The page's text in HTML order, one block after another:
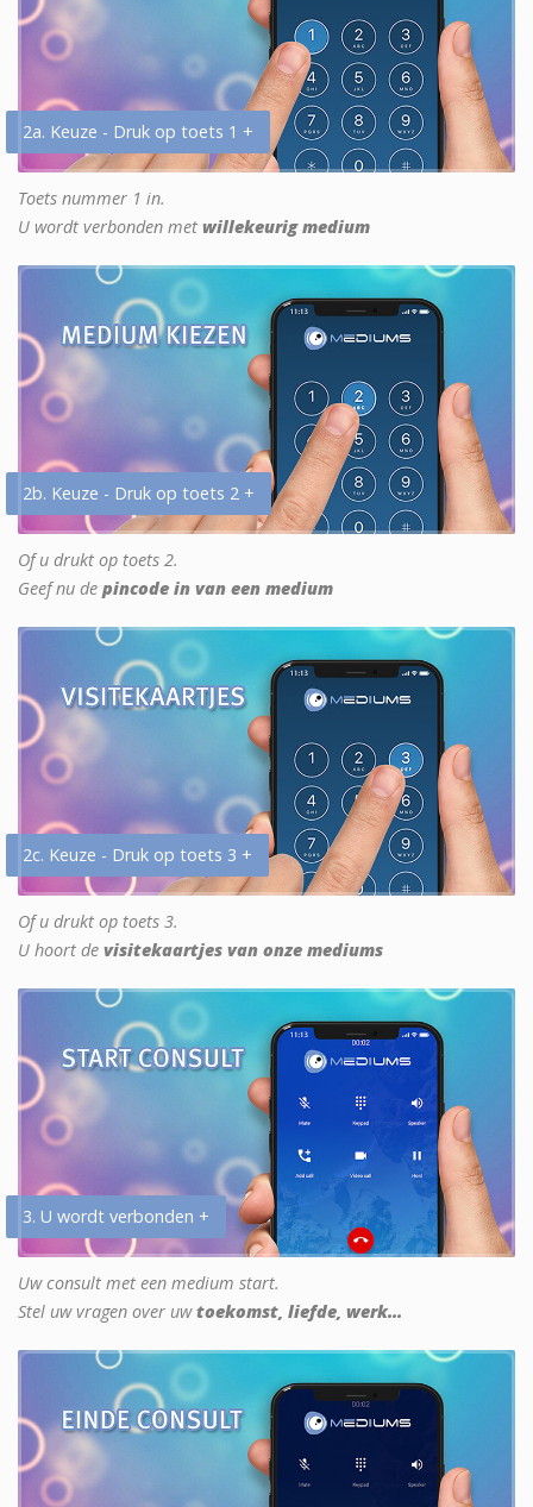
2a. Keuze - Druk op toets 1 +
Toets nummer 1 in.
U wordt verbonden met willekeurig medium
2b. Keuze - Druk op toets 2 +
Of u drukt op toets 2.
Geef nu de pincode in van een medium
2c. Keuze - Druk op toets 3 +
Of u drukt op toets 3.
U hoort de visitekaartjes van onze mediums
3. U wordt verbonden +
Uw consult met een medium start.
Stel uw vragen over uwtoekomst, liefde, werk...